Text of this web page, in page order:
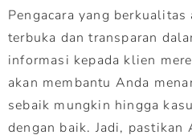
Pengacara yang berkualitas
terbuka dan transparan
informasi kepada klien
akan membantu Anda
sebaik mungkin hingga
dengan baik. Jadi, pastikan